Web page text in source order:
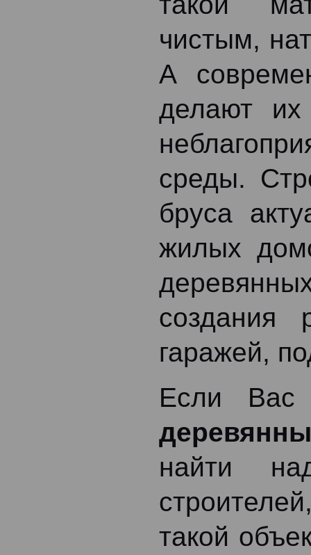
чистым,
А
делают их
среды.
бруса
жилых
создания
гаражей,
Если Вас
найти
такой